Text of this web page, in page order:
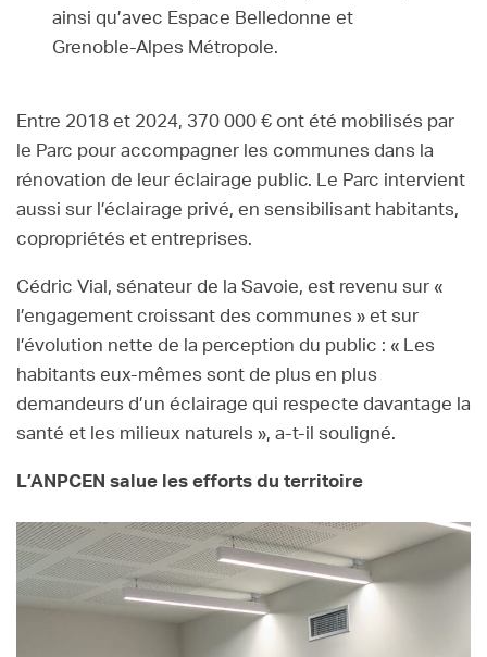
ainsi qu’avec Espace Belledonne et
Grenoble-Alpes Métropole.
Entre 2018 et 2024, 370 000 € ont été mobilisés par
le Parc pour accompagner les communes dans la
rénovation de leur éclairage public. Le Parc intervient
aussi sur l’éclairage privé, en sensibilisant habitants,
copropriétés et entreprises.
Cédric Vial, sénateur de la Savoie, est revenu sur «
l’engagement croissant des communes » et sur
l’évolution nette de la perception du public : « Les
habitants eux-mêmes sont de plus en plus
demandeurs d’un éclairage qui respecte davantage la
santé et les milieux naturels », a-t-il souligné.
L’ANPCEN salue les efforts du territoire